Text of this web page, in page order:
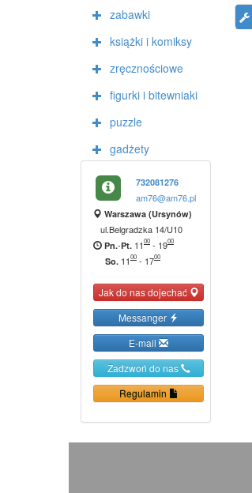
zabawki
książki i komiksy
zręcznościowe
figurki i bitewniaki
puzzle
gadżety
732081276
am76@am76.pl
Warszawa (Ursynów)
ul.Belgradzka 14/U10
Pn.-Pt. 1100 - 1900
So. 1100 - 1700
Jak do nas dojechać
Messanger
E-mail
Zadzwoń do nas
Regulamin